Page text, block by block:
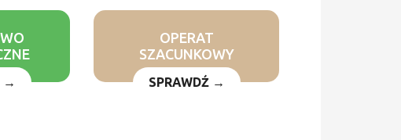
→
OPERAT
SZACUNKOWY
SPRAWDŹ →